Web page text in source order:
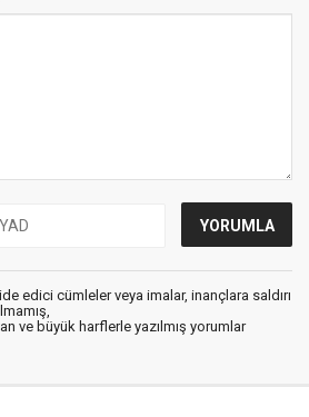
edici cümleler veya imalar, inançlara saldırı
ve büyük harflerle yazılmış yorumlar